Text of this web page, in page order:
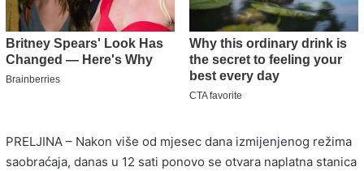
PRELJINA – Nakon više od mjesec dana izmijenjenog režima
saobraćaja, danas u 12 sati ponovo se otvara naplatna stanica